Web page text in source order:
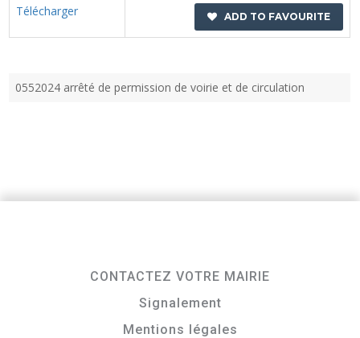
Télécharger
ADD TO FAVOURITE
0552024 arrêté de permission de voirie et de circulation
CONTACTEZ VOTRE MAIRIE
Signalement
Mentions légales